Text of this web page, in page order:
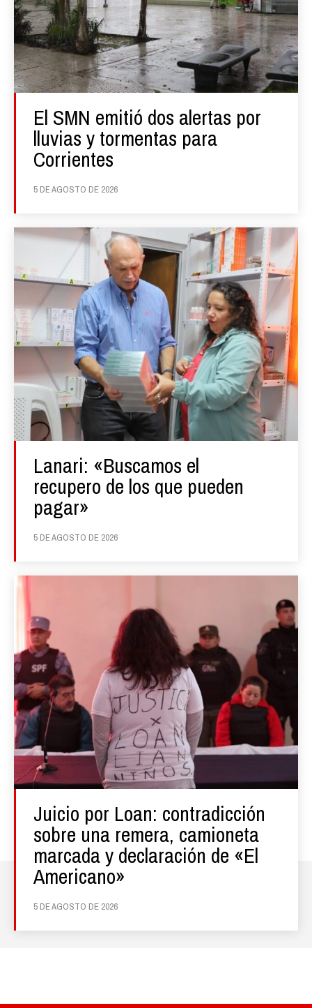
El SMN emitió dos alertas por
lluvias y tormentas para
Corrientes
5 DE AGOSTO DE 2026
Lanari: «Buscamos el
recupero de los que pueden
pagar»
5 DE AGOSTO DE 2026
Juicio por Loan: contradicción
sobre una remera, camioneta
marcada y declaración de «El
Americano»
5 DE AGOSTO DE 2026